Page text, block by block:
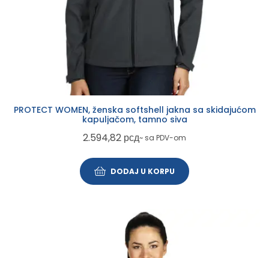
PROTECT WOMEN, ženska softshell jakna sa skidajućom
kapuljačom, tamno siva
2.594,82 рсд~ sa PDV-om
DODAJ U KORPU